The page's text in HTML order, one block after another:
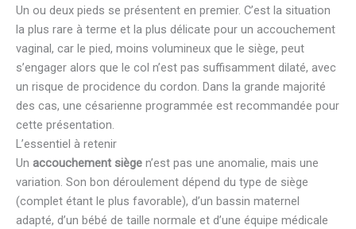
Un ou deux pieds se présentent en premier. C’est la situation
la plus rare à terme et la plus délicate pour un accouchement
vaginal, car le pied, moins volumineux que le siège, peut
s’engager alors que le col n’est pas suffisamment dilaté, avec
un risque de procidence du cordon. Dans la grande majorité
des cas, une césarienne programmée est recommandée pour
cette présentation.
L’essentiel à retenir
Un accouchement siège n’est pas une anomalie, mais une
variation. Son bon déroulement dépend du type de siège
(complet étant le plus favorable), d’un bassin maternel
adapté, d’un bébé de taille normale et d’une équipe médicale